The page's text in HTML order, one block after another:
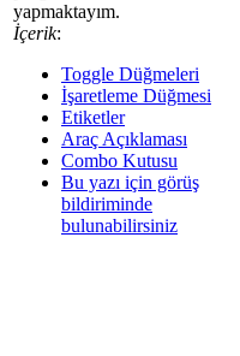
yapmaktayım.
İçerik:
Toggle Düğmeleri
İşaretleme Düğmesi
Etiketler
Araç Açıklaması
Combo Kutusu
Bu yazı için görüş
bildiriminde
bulunabilirsiniz